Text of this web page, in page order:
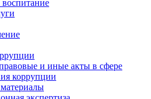
воспитание
и иные акты в сфере
коррупции